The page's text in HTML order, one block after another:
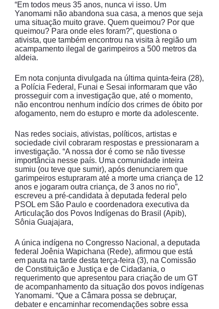
“Em todos meus 35 anos, nunca vi isso. Um
Yanomami não abandona sua casa, a menos que seja
uma situação muito grave. Quem queimou? Por que
queimou? Para onde eles foram?”, questiona o
ativista, que também encontrou na visita à região um
acampamento ilegal de garimpeiros a 500 metros da
aldeia.
Em nota conjunta divulgada na última quinta-feira (28),
a Polícia Federal, Funai e Sesai informaram que vão
prosseguir com a investigação que, até o momento,
não encontrou nenhum indício dos crimes de óbito por
afogamento, nem do estupro e morte da adolescente.
Nas redes sociais, ativistas, políticos, artistas e
sociedade civil cobraram respostas e pressionaram a
investigação. “A nossa dor é como se não tivesse
importância nesse país. Uma comunidade inteira
sumiu (ou teve que sumir), após denunciarem que
garimpeiros estupraram até a morte uma criança de 12
anos e jogaram outra criança, de 3 anos no rio”,
escreveu a pré-candidata à deputada federal pelo
PSOL em São Paulo e coordenadora executiva da
Articulação dos Povos Indígenas do Brasil (Apib),
Sônia Guajajara,
A única indígena no Congresso Nacional, a deputada
federal Joênia Wapichana (Rede), afirmou que está
em pauta na tarde desta terça-feira (3), na Comissão
de Constituição e Justiça e de Cidadania, o
requerimento que apresentou para criação de um GT
de acompanhamento da situação dos povos indígenas
Yanomami. “Que a Câmara possa se debruçar,
debater e encaminhar recomendações sobre essa